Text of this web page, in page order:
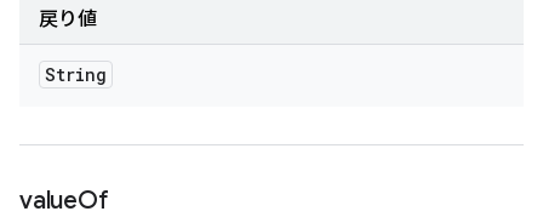
戻り値
String
valueOf